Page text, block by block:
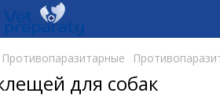
Противопаразитарные
для собак